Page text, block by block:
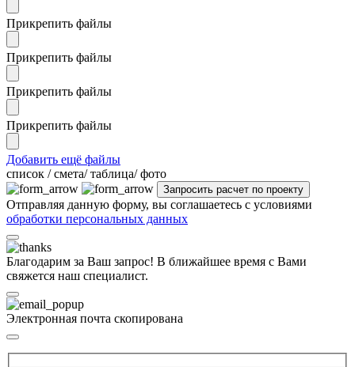
Прикрепить файлы
Прикрепить файлы
Прикрепить файлы
Прикрепить файлы
Добавить ещё файлы
cписок / смета/ таблица/ фото
Отправляя данную форму, вы соглашаетесь с условиями
обработки персональных данных
Благодарим за Ваш запрос! В ближайшее время с Вами
свяжется наш специалист.
Электронная почта скопирована